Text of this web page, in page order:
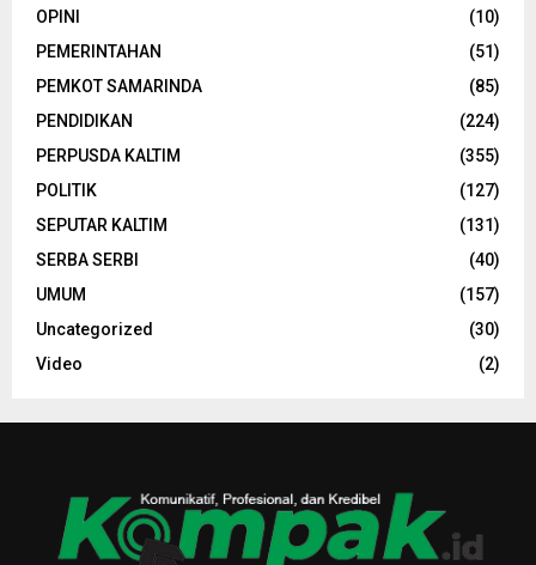
OPINI
(10)
PEMERINTAHAN
(51)
PEMKOT SAMARINDA
(85)
PENDIDIKAN
(224)
PERPUSDA KALTIM
(355)
POLITIK
(127)
SEPUTAR KALTIM
(131)
SERBA SERBI
(40)
UMUM
(157)
Uncategorized
(30)
Video
(2)